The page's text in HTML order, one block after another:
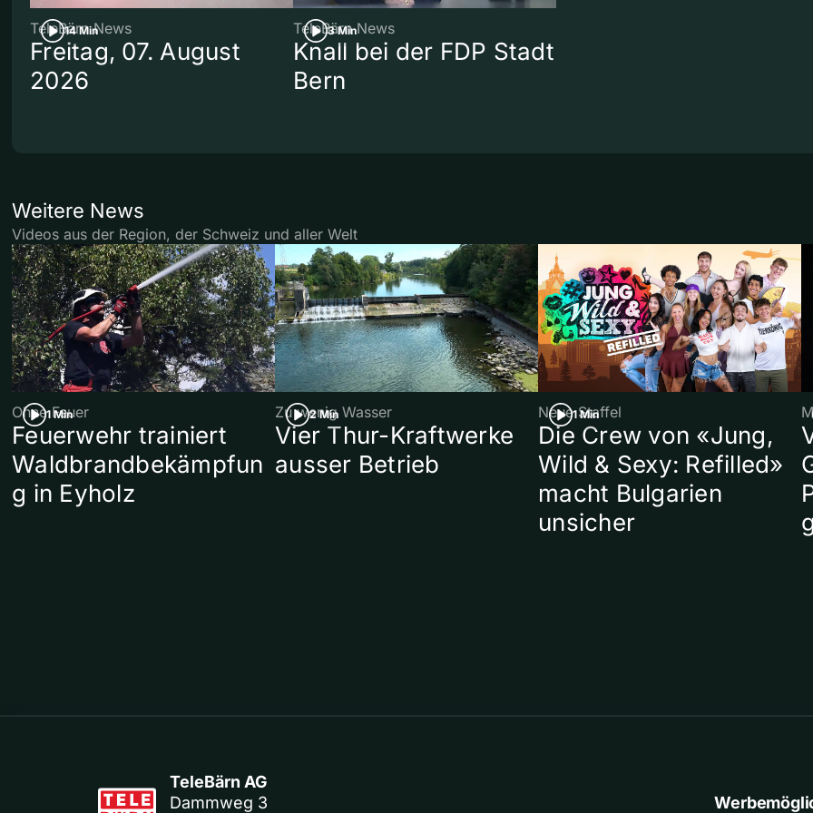
14 Min
TeleBärn News
Freitag, 07. August
2026
3 Min
TeleBärn News
Knall bei der FDP Stadt
Bern
Weitere News
Videos aus der Region, der Schweiz und aller Welt
1 Min
Ohne Feuer
Feuerwehr trainiert
Waldbrandbekämpfun
g in Eyholz
2 Min
Zu wenig Wasser
Vier Thur-Kraftwerke
ausser Betrieb
1 Min
Neue Staffel
Die Crew von «Jung,
Wild & Sexy: Refilled»
macht Bulgarien
unsicher
TeleBärn AG
Dammweg 3